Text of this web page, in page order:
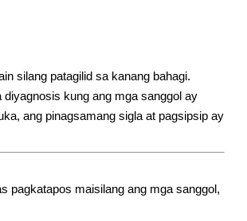
silang patagilid sa kanang bahagi.
kung ang mga sanggol ay
ang pinagsamang sigla at pagsipsip ay
pagkatapos maisilang ang mga sanggol,